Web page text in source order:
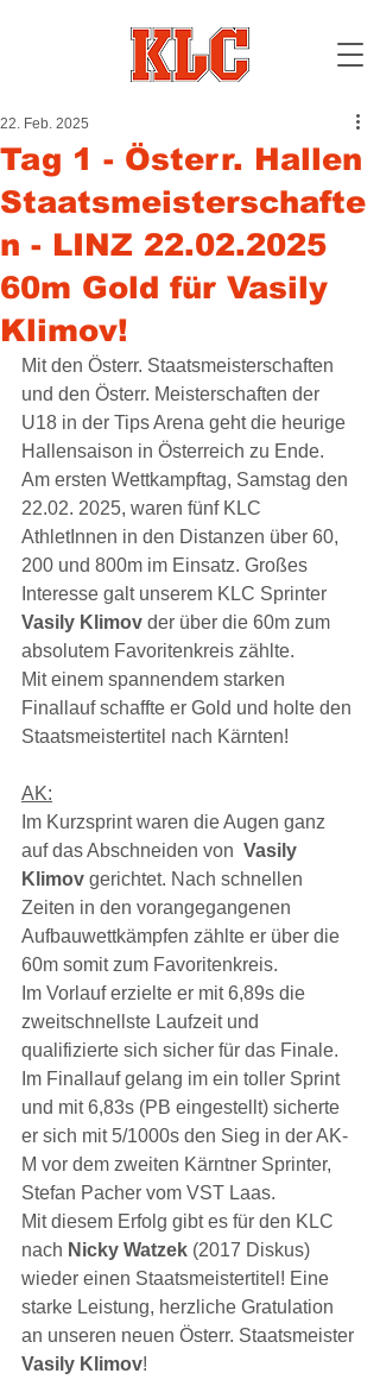
Tag 1 - Österr. Hallen
Staatsmeisterschafte
n - LINZ 22.02.2025
60m Gold für Vasily
Klimov!
22. Feb. 2025
Mit den Österr. Staatsmeisterschaften
und den Österr. Meisterschaften der
U18 in der Tips Arena geht die heurige
Hallensaison in Österreich zu Ende.
Am ersten Wettkampftag, Samstag den
22.02. 2025, waren fünf KLC
AthletInnen in den Distanzen über 60,
200 und 800m im Einsatz. Großes
Interesse galt unserem KLC Sprinter
Vasily Klimov der über die 60m zum
absolutem Favoritenkreis zählte.
Mit einem spannendem starken
Finallauf schaffte er Gold und holte den
Staatsmeistertitel nach Kärnten!
AK:
Im Kurzsprint waren die Augen ganz
auf das Abschneiden von Vasily
Klimov gerichtet. Nach schnellen
Zeiten in den vorangegangenen
Aufbauwettkämpfen zählte er über die
60m somit zum Favoritenkreis.
Im Vorlauf erzielte er mit 6,89s die
zweitschnellste Laufzeit und
qualifizierte sich sicher für das Finale.
Im Finallauf gelang im ein toller Sprint
und mit 6,83s (PB eingestellt) sicherte
er sich mit 5/1000s den Sieg in der AK-
M vor dem zweiten Kärntner Sprinter,
Stefan Pacher vom VST Laas.
Mit diesem Erfolg gibt es für den KLC
nach Nicky Watzek (2017 Diskus)
wieder einen Staatsmeistertitel! Eine
starke Leistung, herzliche Gratulation
an unseren neuen Österr. Staatsmeister
Vasily Klimov!